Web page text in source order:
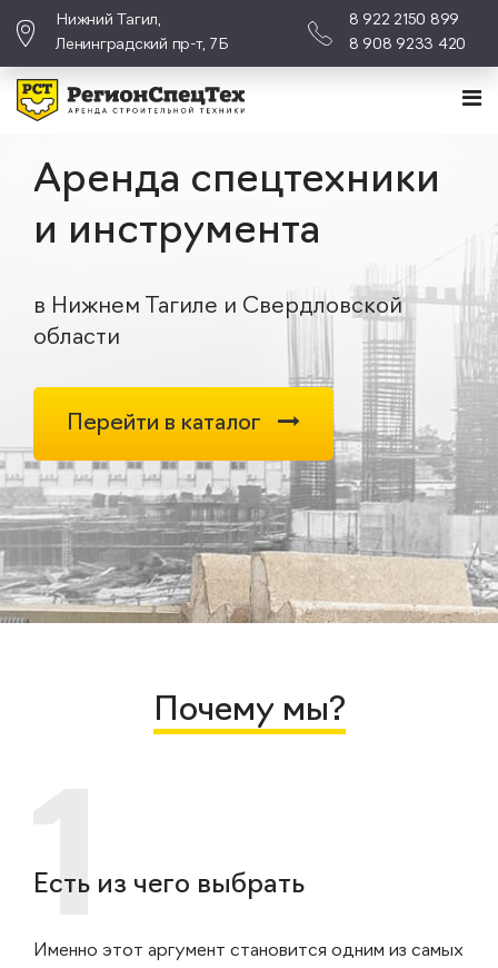
Нижний Тагил,
Ленинградский пр-т, 7Б
8 922 2150 899
8 908 9233 420
Аренда спецтехники
и инструмента
в Нижнем Тагиле и Свердловской
области
Перейти в каталог
Почему мы?
Есть из чего выбрать
Именно этот аргумент становится одним из самых